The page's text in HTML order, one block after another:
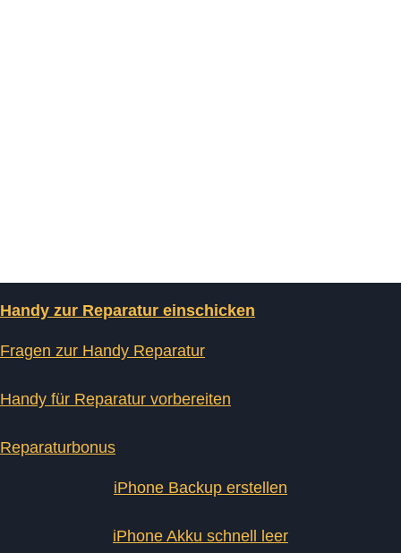
Handy zur Reparatur einschicken
Fragen zur Handy Reparatur
Handy für Reparatur vorbereiten
Reparaturbonus
iPhone Backup erstellen
iPhone Akku schnell leer